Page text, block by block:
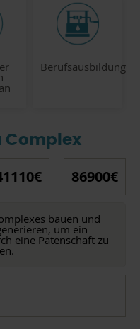
Berufsausbildung
Complex
86900€
bauen und
um ein
eine Patenschaft zu